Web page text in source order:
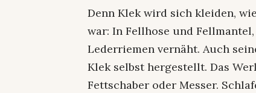
Denn Klek wird sich kleiden,
war: In Fellhose und
Lederriemen vernäht. Auch
Klek selbst hergestellt. Das
Fettschaber oder Messer.